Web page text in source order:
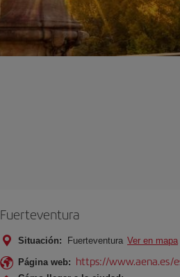
Fuerteventura
Situación: Fuerteventura Ver en mapa
Página web: https://www.aena.es/